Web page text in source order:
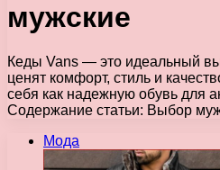
мужские
Кеды Vans — это идеальный
ценят комфорт, стиль и
себя как надежную обувь для
Содержание статьи: Выбор
Мода